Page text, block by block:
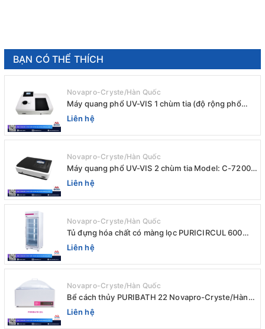
BẠN CÓ THỂ THÍCH
Novapro-Cryste/Hàn Quốc
Máy quang phổ UV-VIS 1 chùm tia (độ rộng phổ
4nm) E-1000UV / Peak
Liên hệ
Novapro-Cryste/Hàn Quốc
Máy quang phổ UV-VIS 2 chùm tia Model: C-7200 /
Peak
Liên hệ
Novapro-Cryste/Hàn Quốc
Tủ đựng hóa chất có màng lọc PURICIRCUL 600
AIRTIGHT Novapro-Cryste/Hàn Quốc
Liên hệ
Novapro-Cryste/Hàn Quốc
Bể cách thủy PURIBATH 22 Novapro-Cryste/Hàn
Quốc
Liên hệ